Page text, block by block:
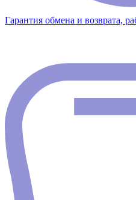
Гарантия обмена и возврата,